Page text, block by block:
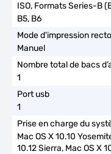
B5, B6
Manuel
1
1
Mac OS X 10.10
10.12 Sierra, Mac OS X